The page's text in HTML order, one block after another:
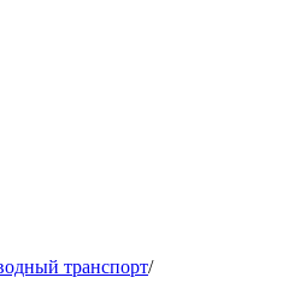
транспорт/